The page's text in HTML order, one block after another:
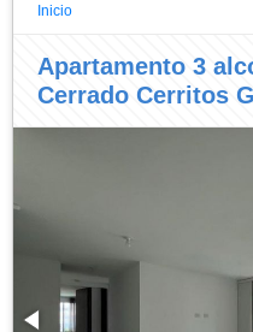
Inicio
Apartamento 3
Cerrado Cerritos